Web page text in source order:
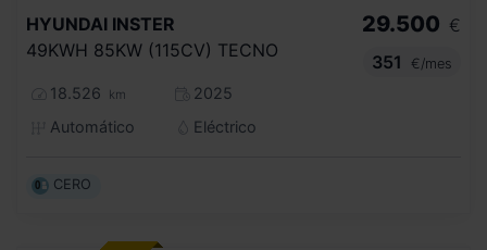
HYUNDAI INSTER
49KWH 85KW (115CV) TECNO
18.526 km
2025
Automático
Eléctrico
29.500 €
351
€/mes
CERO